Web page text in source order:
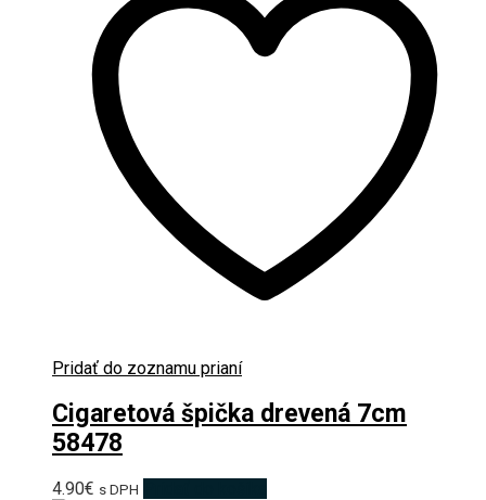
Pridať do zoznamu prianí
Cigaretová špička drevená 7cm
58478
4.90€ s DPH